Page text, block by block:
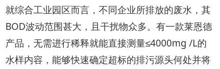
就综合工业园区而言，不同企业所排放的废水，其
BOD波动范围甚大，且干扰物众多。有一款莱恩德
产品，无需进行稀释就能直接测量≤4000mg /L的
水样内容，能够快速确定超标的排污源头何处并将